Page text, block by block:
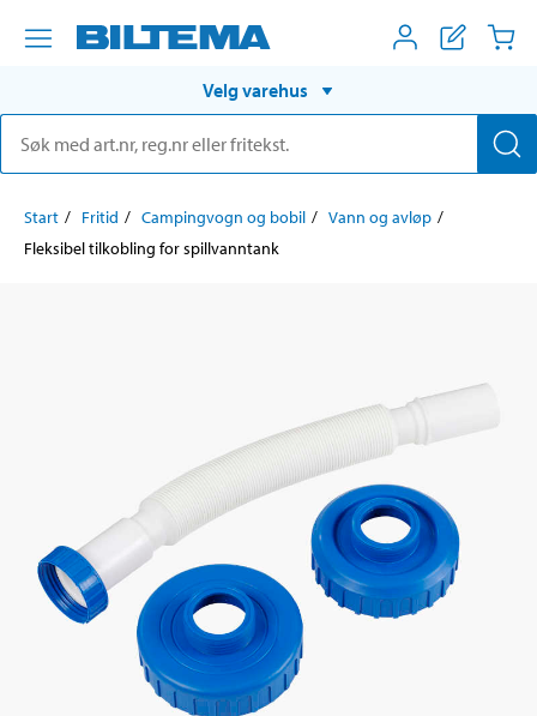
Velg varehus
Start Fritid Campingvogn og bobil
Vann og avløp
Fleksibel tilkobling for spillvanntank